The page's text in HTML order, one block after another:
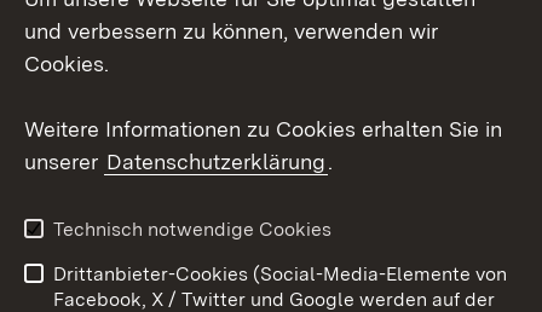
Barrierefreiheit
Benutzungshinweise
Impressum
Cookies
und verbessern zu können, verwenden wir
Cookies.
Weitere Informationen zu Cookies erhalten Sie in
unserer Datenschutzerklärung.
Technisch notwendige Cookies
Drittanbieter-Cookies (Social-Media-Elemente von
Facebook, X / Twitter und Google werden auf der